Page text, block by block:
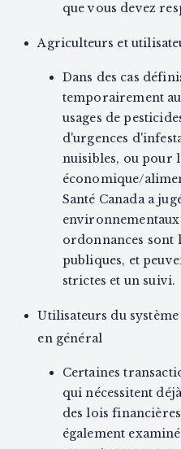
que vous devez
Agriculteurs et
Dans des cas
temporairement
usages de
d'urgences
nuisibles, ou pour
économique/
Santé Canada a
environnementaux
ordonnances sont
publiques, et
strictes et un suivi.
Utilisateurs du
en général
Certaines
qui nécessitent
des lois
également